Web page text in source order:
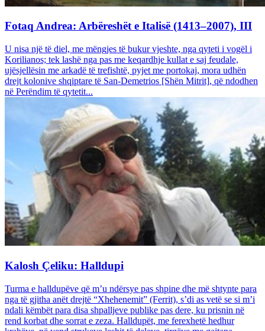
Fotaq Andrea: Arbëreshët e Italisë (1413–2007), III
U nisa një të diel, me mëngjes të bukur vjeshte, nga qyteti i vogël i
Korilianos; tek lashë nga pas me keqardhje kullat e saj feudale,
ujësjellësin me arkadë të trefishtë, pyjet me portokaj, mora udhën
drejt kolonive shqiptare të San-Demetrios [Shën Mitrit], që ndodhen
në Perëndim të qytetit...
Kalosh Çeliku: Halldupi
Turma e halldupëve që m’u ndërsye pas shpine dhe më shtynte para
nga të gjitha anët drejtë “Xhehenemit” (Ferrit), s’di as vetë se si m’i
ndali këmbët para disa shpalljeve publike pas dere, ku prisnin në
rend korbat dhe sorrat e zeza. Halldupët, me ferexhetë hedhur